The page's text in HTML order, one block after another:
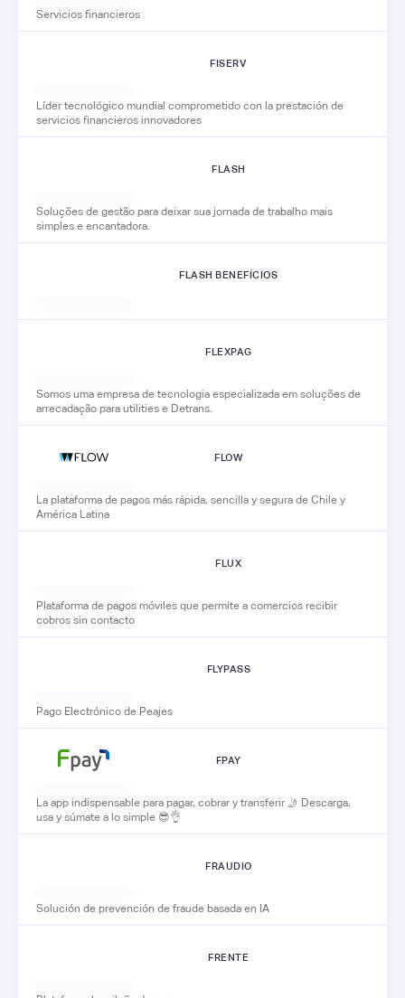
Servicios financieros
FISERV
Líder tecnológico mundial comprometido con la prestación de
servicios financieros innovadores
FLASH
Soluções de gestão para deixar sua jornada de trabalho mais
simples e encantadora.
FLASH BENEFÍCIOS
FLEXPAG
Somos uma empresa de tecnologia especializada em soluções de
arrecadação para utilities e Detrans.
FLOW
La plataforma de pagos más rápida, sencilla y segura de Chile y
América Latina
FLUX
Plataforma de pagos móviles que permite a comercios recibir
cobros sin contacto
FLYPASS
Pago Electrónico de Peajes
FPAY
La app indispensable para pagar, cobrar y transferir 🤳 Descarga,
usa y súmate a lo simple 😎👌
FRAUDIO
Solución de prevención de fraude basada en IA
FRENTE